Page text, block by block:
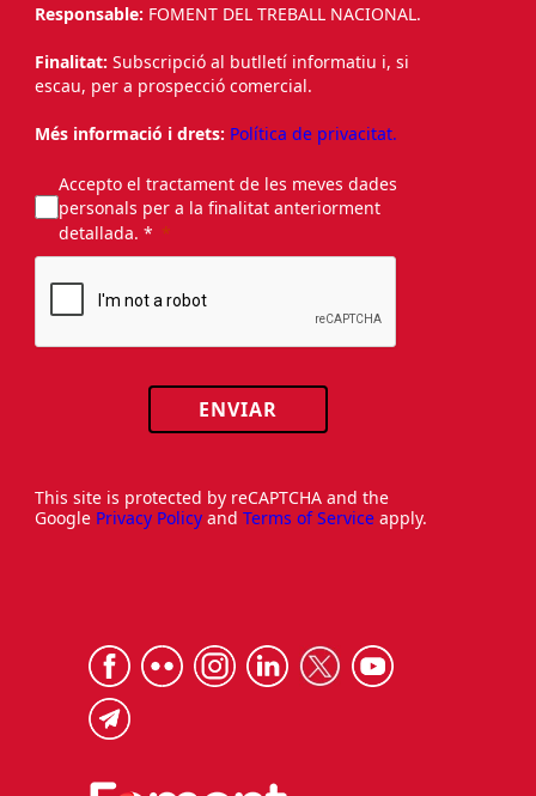
Responsable: FOMENT DEL TREBALL NACIONAL.
Finalitat: Subscripció al butlletí informatiu i, si
escau, per a prospecció comercial.
Més informació i drets: Política de privacitat.
Accepto el tractament de les meves dades
personals per a la finalitat anteriorment
detallada. *
ENVIAR
This site is protected by reCAPTCHA and the
Google Privacy Policy and Terms of Service apply.